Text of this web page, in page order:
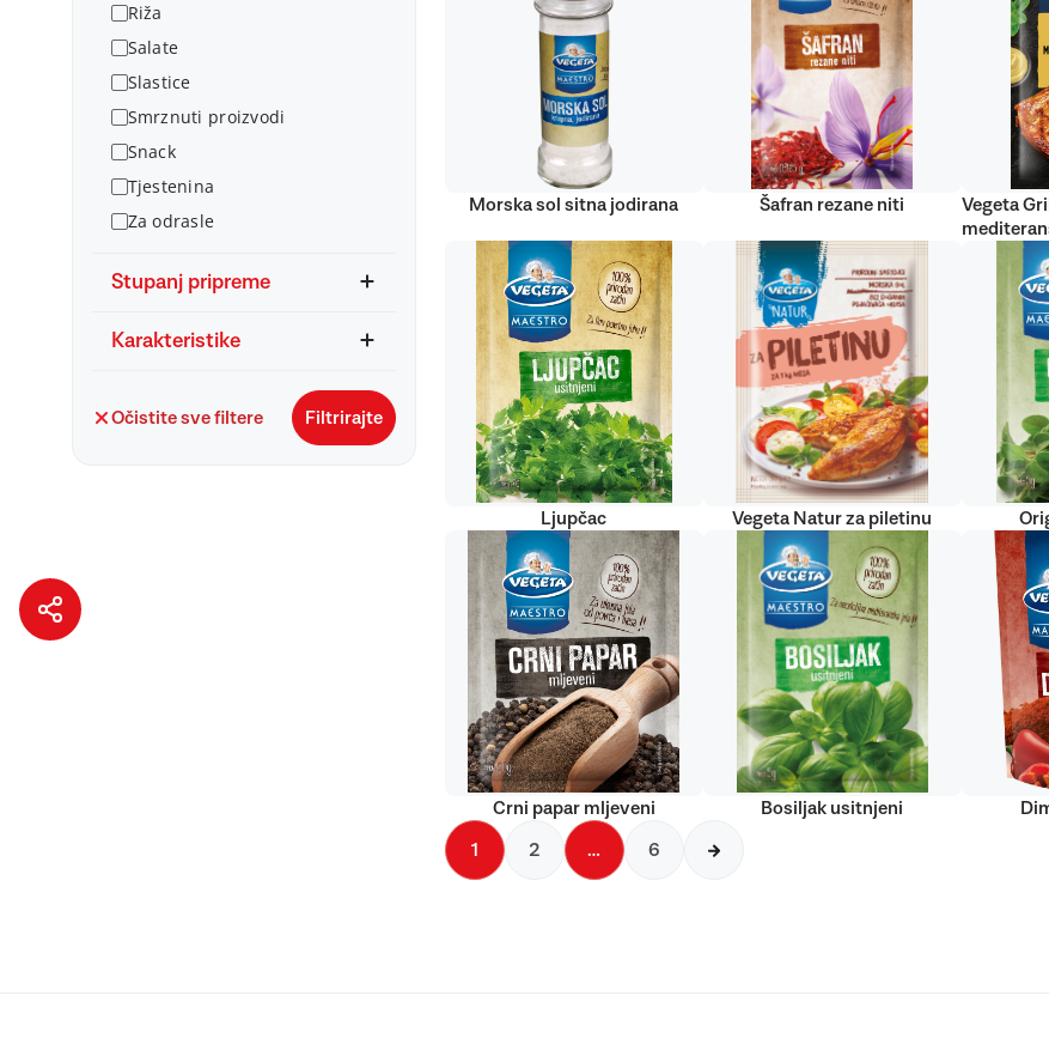
Riža
Salate
Slastice
Smrznuti proizvodi
Snack
Tjestenina
Za odrasle
Stupanj pripreme
Karakteristike
Očistite sve filtere Filtrirajte
Morska sol sitna jodirana Šafran rezane niti
Vegeta
Ljupčac Vegeta Natur za piletinu
Crni papar mljeveni Bosiljak usitnjeni
1 2 … 6